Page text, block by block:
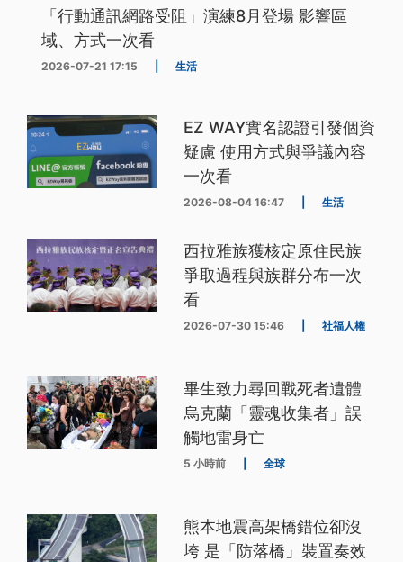
「行動通訊網路受阻」演練8月登場 影響區
域、方式一次看
2026-07-21 17:15 生活
EZ WAY實名認證引發個資
疑慮 使用方式與爭議內容
一次看
2026-08-04 16:47 生活
西拉雅族獲核定原住民族
爭取過程與族群分布一次
看
2026-07-30 15:46 社福人權
畢生致力尋回戰死者遺體
烏克蘭「靈魂收集者」誤
觸地雷身亡
5 小時前 全球
熊本地震高架橋錯位卻沒
垮 是「防落橋」裝置奏效